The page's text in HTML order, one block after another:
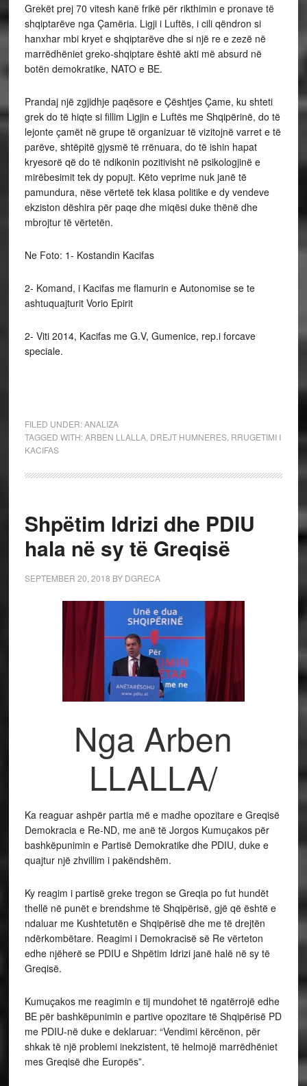
Grekët prej 70 vitesh kanë frikë për rikthimin e pronave të
shqiptarëve nga Çamëria. Ligji i Luftës, i cili qëndron si
hanxhar mbi kryet e shqiptarëve dhe si një re e zezë në
marrëdhëniet greko-shqiptare është akti më absurd në
botën demokratike, NATO e BE.
Prandaj një zgjidhje paqësore e Çështjes Çame, ku shteti
grek do të hiqte si fillim Ligjin e Luftës me Shqipërinë, do të
lejonte çamët në grupe të organizuar të vizitojnë varret e të
parëve, shtëpitë gjysmë të rrënuara, do të ishin hapat
kryesorë që do të ndikonin pozitivisht në psikologjinë e
mirëbesimit tek dy popujt. Këto veprime nuk janë të
pamundura, nëse vërtetë tek klasa politike e dy vendeve
ekziston dëshira për paqe dhe miqësi duke thënë dhe
mbrojtur të vërtetën.
Ne Foto: 1- Kostandin Kacifas
2- Komand, i Kacifas me flamurin e Autonomise se te
ashtuquajturit Vorio Epirit
2- Viti 2014, Kacifas me G.V, Gumenice, rep.i forcave
speciale.
FILED UNDER:ANALIZA
TAGGED WITH:ARBEN LLALLA, DREJT HUMNERES, RRUGETIMI I
KACIFAS
Shpëtim Idrizi dhe PDIU
hala në sy të Greqisë
SEPTEMBER 20, 2018 BY DGRECA
Nga Arben
LLALLA/
Ka reaguar ashpër partia më e madhe opozitare e Greqisë
Demokracia e Re-ND, me anë të Jorgos Kumuçakos për
bashkëpunimin e Partisë Demokratike dhe PDIU, duke e
quajtur një zhvillim i pakëndshëm.
Ky reagim i partisë greke tregon se Greqia po fut hundët
thellë në punët e brendshme të Shqipërisë, gjë që është e
ndaluar me Kushtetutën e Shqipërisë dhe me të drejtën
ndërkombëtare. Reagimi i Demokracisë së Re vërteton
edhe njëherë se PDIU e Shpëtim Idrizi janë halë në sy të
Greqisë.
Kumuçakos me reagimin e tij mundohet të ngatërrojë edhe
BE për bashkëpunimin e partive opozitare të Shqipërisë PD
me PDIU-në duke e deklaruar: “Vendimi kërcënon, për
shkak të një problemi inekzistent, të helmojë marrëdhëniet
mes Greqisë dhe Europës”.